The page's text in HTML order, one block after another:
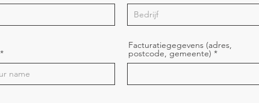
Facturatiegegevens (adres,
postcode, gemeente)